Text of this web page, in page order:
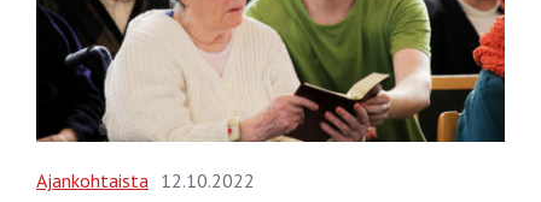
Ajankohtaista 12.10.2022